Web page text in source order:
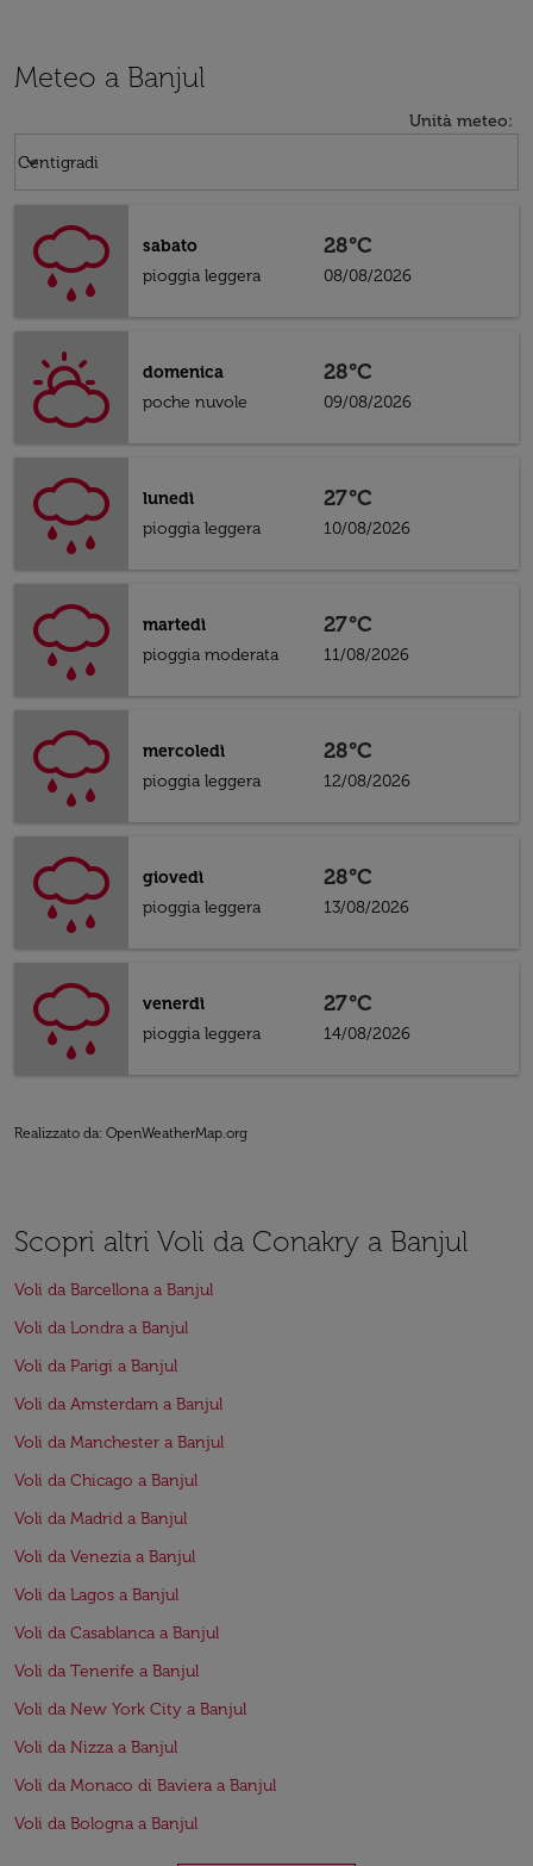
Meteo a Banjul
Unità meteo:
Centigradi
keyboard_arrow_down
sabato
pioggia leggera
28°C
08/08/2026
domenica
poche nuvole
28°C
09/08/2026
lunedì
pioggia leggera
27°C
10/08/2026
martedì
pioggia moderata
27°C
11/08/2026
mercoledì
pioggia leggera
28°C
12/08/2026
giovedì
pioggia leggera
28°C
13/08/2026
venerdì
pioggia leggera
27°C
14/08/2026
Realizzato da: OpenWeatherMap.org
Scopri altri Voli da Conakry a Banjul
Voli da Barcellona a Banjul
Voli da Londra a Banjul
Voli da Parigi a Banjul
Voli da Amsterdam a Banjul
Voli da Manchester a Banjul
Voli da Chicago a Banjul
Voli da Madrid a Banjul
Voli da Venezia a Banjul
Voli da Lagos a Banjul
Voli da Casablanca a Banjul
Voli da Tenerife a Banjul
Voli da New York City a Banjul
Voli da Nizza a Banjul
Voli da Monaco di Baviera a Banjul
Voli da Bologna a Banjul